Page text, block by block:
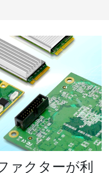
ァクターが利